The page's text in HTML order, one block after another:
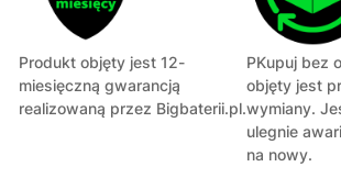
Produkt objęty jest 12-
miesięczną gwarancją
realizowaną przez Bigbaterii.pl.
PKupuj bez
objęty jest
wymiany.
ulegnie
na nowy.